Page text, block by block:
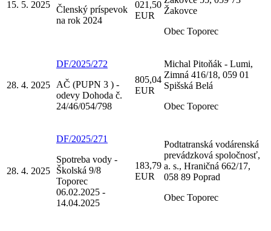
15. 5. 2025 Členský príspevok
na rok 2024
021,50
EUR
Žakovce
Obec Toporec
28. 4. 2025
DF/2025/272
AČ (PUPN 3 ) -
odevy Dohoda č.
24/46/054/798
805,04
EUR
Michal Pitoňák - Lumi,
Zimná 416/18, 059 01
Spišská Belá
Obec Toporec
28. 4. 2025
DF/2025/271
Spotreba vody -
Školská 9/8
Toporec
06.02.2025 -
14.04.2025
183,79
EUR
Podtatranská vodárenská
prevádzková spoločnosť,
a. s., Hraničná 662/17,
058 89 Poprad
Obec Toporec